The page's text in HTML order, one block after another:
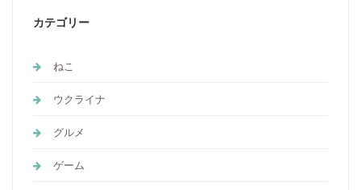
カテゴリー
ねこ
ウクライナ
グルメ
ゲーム